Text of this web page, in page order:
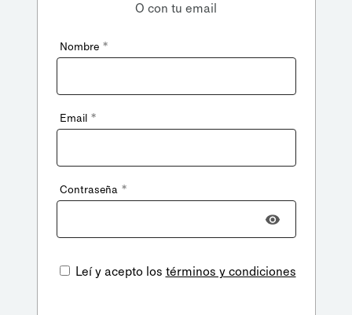
O con tu email
Nombre *
Email *
Contraseña *
Leí y acepto los términos y condiciones